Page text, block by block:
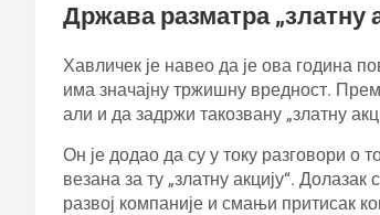
Држава разматра „златну
Хавличек је навео да је ова година
има значајну тржишну вредност.
али и да задржи такозвану „златну
Он је додао да су у току разговори о
везана за ту „златну акцију“.
развој компаније и смањи притисак